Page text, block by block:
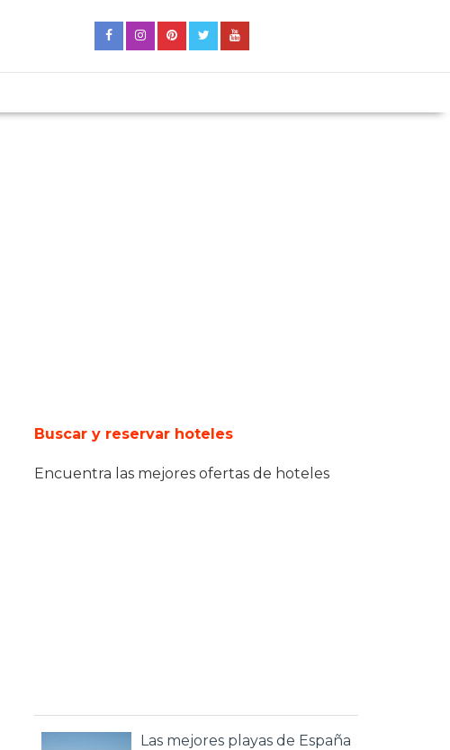
Buscar y reservar hoteles
Encuentra las mejores ofertas de hoteles
Las mejores playas de España